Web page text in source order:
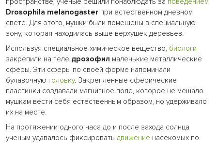
Drosophila melanogaster при естественном дневном
свете. Для этого, мушки были помещены в специальную
зону, которая находилась выше верхушек деревьев.
Используя специальное химическое вещество, биологи
закрепили на теле дрозофил маленькие металлические
сферы. Эти сферы по своей форме напоминали
булавочную головку. Закрепленные сферические
пластинки создавали магнитное поле, которое не мешало
мушкам вести себя естественным образом, но удерживало
их на месте.
На протяжении одного часа до и после захода солнца
ученым удавалось фиксировать движение насекомых по